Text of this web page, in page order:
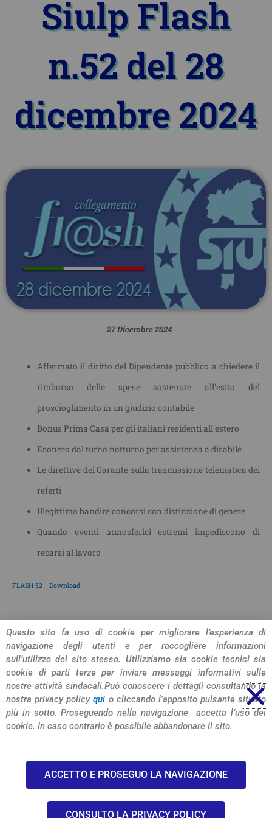
Siulp Flash
n.52 del 28
dicembre 2024
27 Dicembre 2024
Affermato il diritto del Dipendente pubblico a chiedere il
rimborso delle spese sostenute all’esito del
proscioglimento in un giudizio contabile
Bonus Prima Casa per gli italiani residenti all’estero
Esonero dal turno notturno per assistenza a disabile
Le direttive del Garante sulla trasmissione telematica dei
referti
Illegittimo bandire concorsi con distinzione di genere
Quando eventi atmosferici estremi impediscono di
recarsi al lavoro
FLASH 52 Download
CONDIVIDI L'ARTICOLO
© 2026 SIULP Verona
-privacy policy-
Questo sito fa uso di cookie per migliorare l’esperienza di
navigazione degli utenti e per raccogliere informazioni
sull’utilizzo del sito stesso. Utilizziamo sia cookie tecnici sia
cookie di parti terze per inviare messaggi informativi sulle
nostre attività sindacali.Può conoscere i dettagli consultando la
nostra privacy policyqui o cliccando l’apposito pulsante situato
più in sotto. Proseguendo nella navigazione accetta l’uso dei
cookie. In caso contrario è possibile abbandonare il sito.
ACCETTO E PROSEGUO LA NAVIGAZIONE
CONSULTO LA PRIVACY POLICY